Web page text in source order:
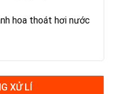
hoa thoát hơi nước
XỬ LÍ